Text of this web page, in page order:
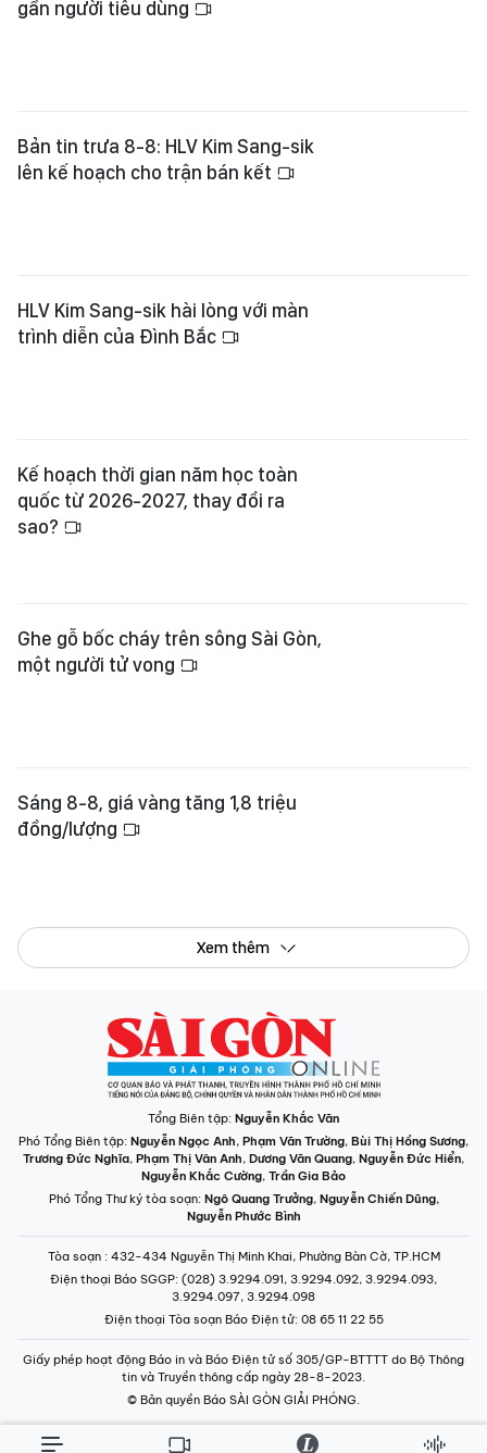
gần người tiêu dùng
Bản tin trưa 8-8: HLV Kim Sang-sik
lên kế hoạch cho trận bán kết
HLV Kim Sang-sik hài lòng với màn
trình diễn của Đình Bắc
Kế hoạch thời gian năm học toàn
quốc từ 2026-2027, thay đổi ra
sao?
Ghe gỗ bốc cháy trên sông Sài Gòn,
một người tử vong
Sáng 8-8, giá vàng tăng 1,8 triệu
đồng/lượng
Xem thêm
Tổng Biên tập: Nguyễn Khắc Văn
Phó Tổng Biên tập: Nguyễn Ngọc Anh, Phạm Văn Trường, Bùi Thị Hồng Sương,
Trương Đức Nghĩa, Phạm Thị Vân Anh, Dương Văn Quang, Nguyễn Đức Hiển,
Nguyễn Khắc Cường, Trần Gia Bảo
Phó Tổng Thư ký tòa soạn: Ngô Quang Trưởng, Nguyễn Chiến Dũng,
Nguyễn Phước Bình
Tòa soạn : 432-434 Nguyễn Thị Minh Khai, Phường Bàn Cờ, TP.HCM
Điện thoại Báo SGGP: (028) 3.9294.091, 3.9294.092, 3.9294.093,
3.9294.097, 3.9294.098
Điện thoại Tòa soạn Báo Điện tử: 08 65 11 22 55
Giấy phép hoạt động Báo in và Báo Điện tử số 305/GP-BTTTT do Bộ Thông
tin và Truyền thông cấp ngày 28-8-2023.
© Bản quyền Báo SÀI GÒN GIẢI PHÓNG.